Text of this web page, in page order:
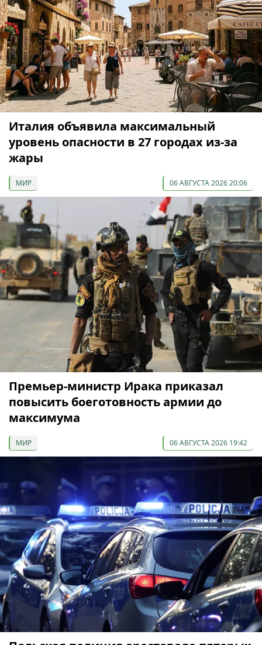
Италия объявила максимальный
уровень опасности в 27 городах из-за
жары
МИР 06 АВГУСТА 2026 20:06
Премьер-министр Ирака приказал
повысить боеготовность армии до
максимума
МИР 06 АВГУСТА 2026 19:42